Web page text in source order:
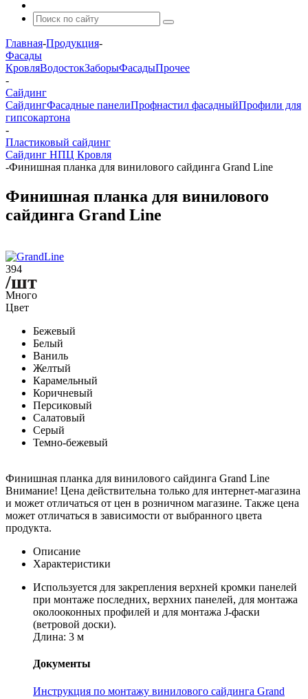
Главная-Продукция-
Фасады
КровляВодостокЗаборыФасадыПрочее
-
Сайдинг
СайдингФасадные панелиПрофнастил фасадныйПрофили для
гипсокартона
-
Пластиковый сайдинг
Сайдинг НПЦ Кровля
-Финишная планка для винилового сайдинга Grand Line
Финишная планка для винилового
сайдинга Grand Line
394
/шт
Много
Цвет
Бежевый
Белый
Ваниль
Желтый
Карамельный
Коричневый
Персиковый
Салатовый
Серый
Темно-бежевый
Финишная планка для винилового сайдинга Grand Line
Внимание! Цена действительна только для интернет-магазина
и может отличаться от цен в розничном магазине. Также цена
может отличаться в зависимости от выбранного цвета
продукта.
Описание
Характеристики
Используется для закрепления верхней кромки панелей
при монтаже последних, верхних панелей, для монтажа
околооконных профилей и для монтажа J-фаски
(ветровой доски).
Длина: 3 м
Документы
Инструкция по монтажу винилового сайдинга Grand